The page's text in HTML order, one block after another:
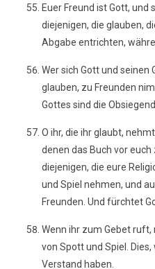
Euer Freund ist Gott, und
diejenigen, die glauben,
Abgabe entrichten,
Wer sich Gott und seinen
glauben, zu Freunden
Gottes sind die
O ihr, die ihr glaubt,
denen das Buch vor
diejenigen, die eure
und Spiel nehmen, und
Freunden. Und fürchtet
Wenn ihr zum Gebet
von Spott und Spiel.
Verstand haben.